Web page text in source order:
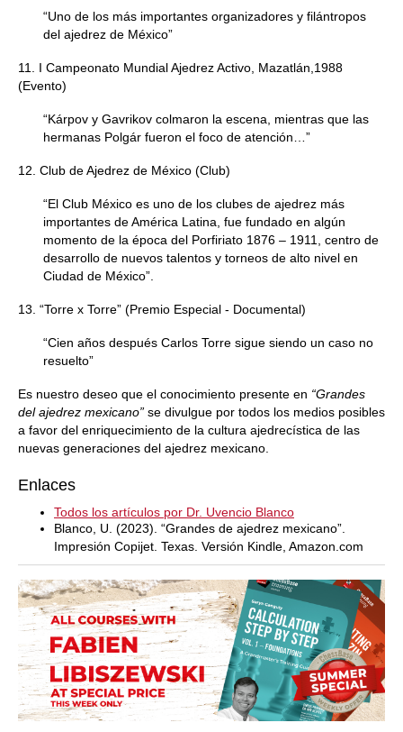
“Uno de los más importantes organizadores y filántropos
del ajedrez de México”
11. I Campeonato Mundial Ajedrez Activo, Mazatlán,1988
(Evento)
“Kárpov y Gavrikov colmaron la escena, mientras que las
hermanas Polgár fueron el foco de atención…”
12. Club de Ajedrez de México (Club)
“El Club México es uno de los clubes de ajedrez más
importantes de América Latina, fue fundado en algún
momento de la época del Porfiriato 1876 – 1911, centro de
desarrollo de nuevos talentos y torneos de alto nivel en
Ciudad de México”.
13. “Torre x Torre” (Premio Especial - Documental)
“Cien años después Carlos Torre sigue siendo un caso no
resuelto”
Es nuestro deseo que el conocimiento presente en “Grandes
del ajedrez mexicano” se divulgue por todos los medios posibles
a favor del enriquecimiento de la cultura ajedrecística de las
nuevas generaciones del ajedrez mexicano.
Enlaces
Todos los artículos por Dr. Uvencio Blanco
Blanco, U. (2023). “Grandes de ajedrez mexicano”.
Impresión Copijet. Texas. Versión Kindle, Amazon.com